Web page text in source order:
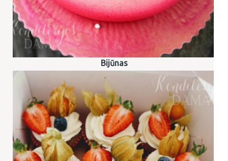
Bijūnas